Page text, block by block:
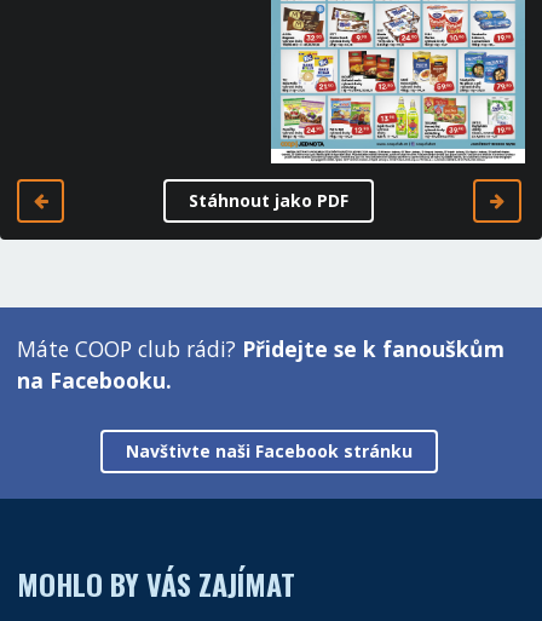
Stáhnout jako PDF
Máte COOP club rádi? Přidejte se k fanouškům
na Facebooku.
Navštivte naši Facebook stránku
MOHLO BY VÁS ZAJÍMAT